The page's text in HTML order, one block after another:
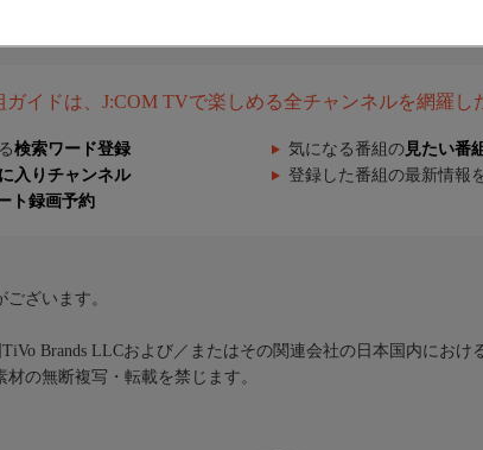
ガイドは、J:COM TVで楽しめる全チャンネルを網羅し
検索ワード登録 気になる番組の 見たい番組
入りチャンネル 登録した番組の最新情報
ト録画予約
ざいます。
Brands LLCおよび／またはその関連会社の日本国内におけ
の無断複写・転載を禁じます。